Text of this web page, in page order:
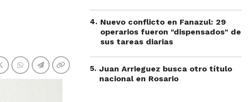
4. Nuevo conflicto en Fanazul: 29
operarios fueron "dispensados" de
sus tareas diarias
5. Juan Arrieguez busca otro título
nacional en Rosario